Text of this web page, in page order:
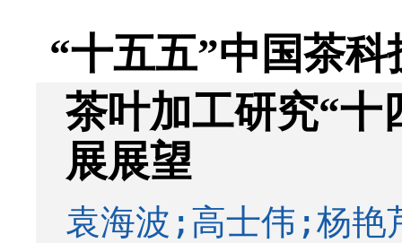
“十五五”中国茶科
茶叶加工研究“十
展展望
袁海波;高士伟;杨